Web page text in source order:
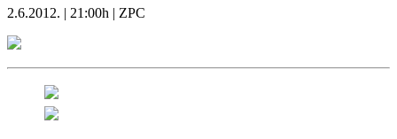
2.6.2012. | 21:00h | ZPC